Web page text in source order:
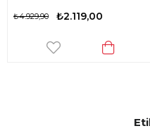
₺2.119,00
₺4.929,90